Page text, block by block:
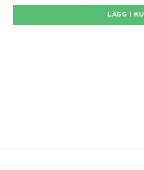
LÄGG I